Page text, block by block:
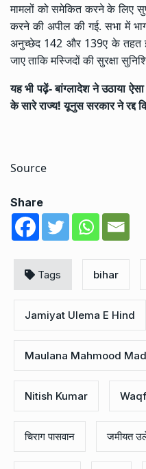
मामलों को समेकित करने के लिए
करने की अपील की गई. सभा में
अनुच्छेद 142 और 139ए के तहत
जाए ताकि मस्जिदों की सुरक्षा
यह भी पढ़ें-बांग्लादेश ने उठाया
के सारे राज्य! यूनुस सरकार ने रद्द
Source
Share
Tags bihar
Jamiyat Ulema E Hind
Maulana Mahmood
Nitish Kumar
चिराग पासवान जमीयत